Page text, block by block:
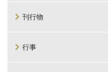
刊行物
行事